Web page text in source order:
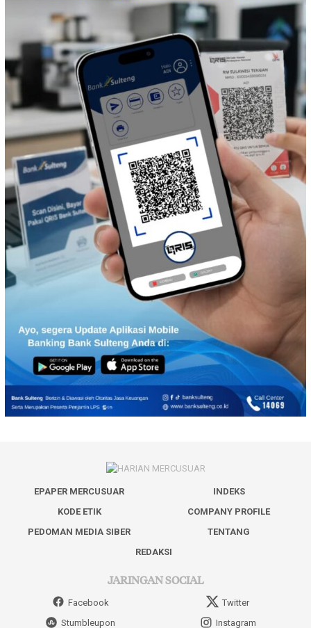
EPAPER MERCUSUAR
INDEKS
KODE ETIK
COMPANY PROFILE
PEDOMAN MEDIA SIBER
TENTANG
REDAKSI
JARINGAN SOCIAL
Facebook
Twitter
Stumbleupon
Instagram